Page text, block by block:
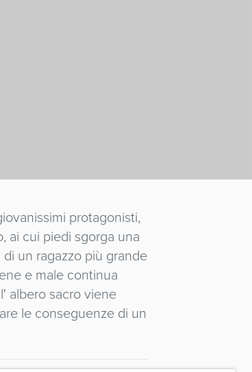
protagonisti,
ai cui piedi sgorga una
un ragazzo più grande
e male continua
albero sacro viene
le conseguenze di un